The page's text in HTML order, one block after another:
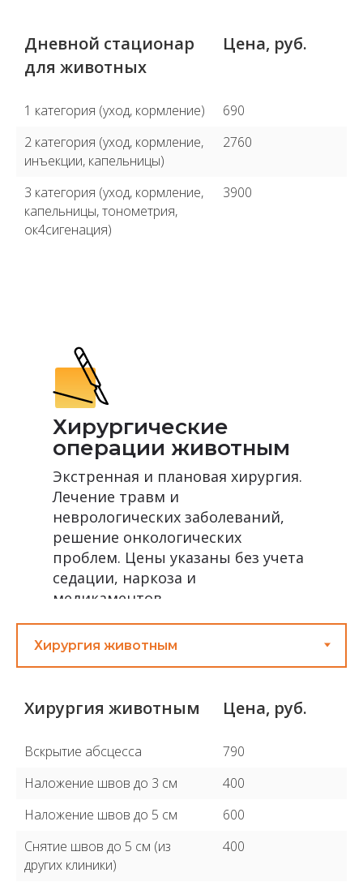
Дневной стационар
для животных
Цена, руб.
1 категория (уход, кормление)
690
2 категория (уход, кормление,
инъекции, капельницы)
2760
3 категория (уход, кормление,
капельницы, тонометрия,
ок4сигенация)
3900
Хирургические
операции животным
Экстренная и плановая хирургия.
Лечение травм и
неврологических заболеваний,
решение онкологических
проблем. Цены указаны без учета
седации, наркоза и
медикаментов
Хирургия животным Цена, руб.
Вскрытие абсцесса
790
Наложение швов до 3 см
400
Наложение швов до 5 см
600
Снятие швов до 5 см (из
других клиники)
400